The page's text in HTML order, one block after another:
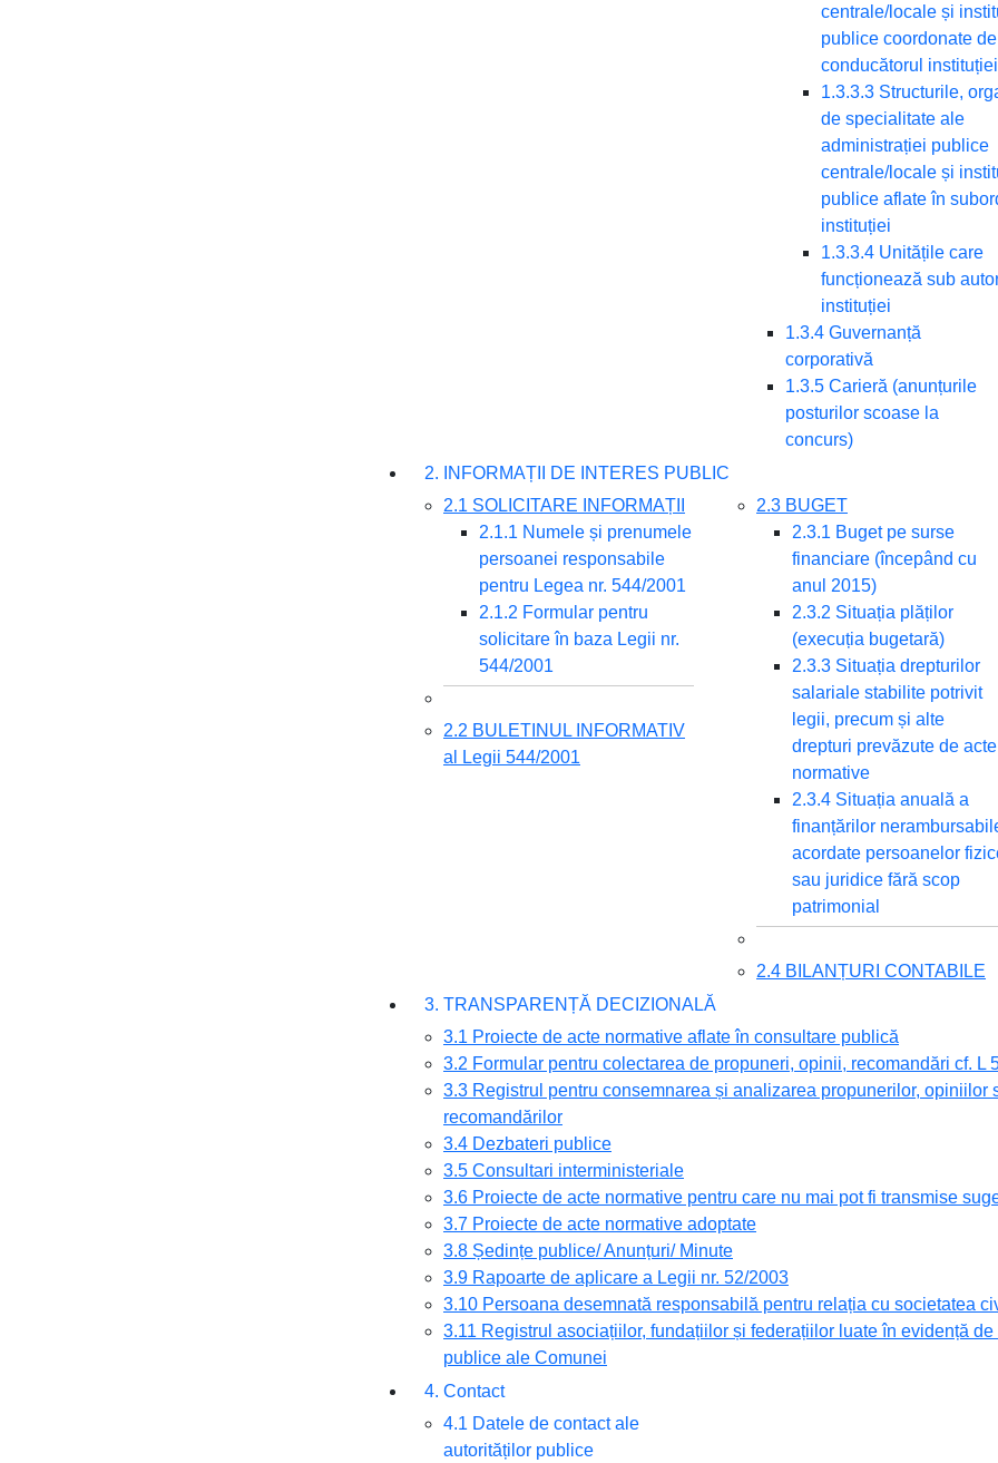
centrale/locale și
publice coordonate de
conducătorul instituției
1.3.3.3 Structurile,
de specialitate ale
administrației publice
centrale/locale și
publice aflate în
instituției
1.3.3.4 Unitățile care
funcționează sub
instituției
1.3.4 Guvernanță
corporativă
1.3.5 Carieră (anunțurile
posturilor scoase la
concurs)
2. INFORMAȚII DE INTERES PUBLIC
2.1 SOLICITARE INFORMAȚII
2.1.1 Numele și prenumele
persoanei responsabile
pentru Legea nr. 544/2001
2.1.2 Formular pentru
solicitare în baza Legii nr.
544/2001
2.2 BULETINUL INFORMATIV
al Legii 544/2001
2.3 BUGET
2.3.1 Buget pe surse
financiare (începând cu
anul 2015)
2.3.2 Situația plăților
(execuția bugetară)
2.3.3 Situația drepturilor
salariale stabilite potrivit
legii, precum și alte
drepturi prevăzute de acte
normative
2.3.4 Situația anuală a
finanțărilor
acordate persoanelor
sau juridice fără scop
patrimonial
2.4 BILANȚURI CONTABILE
3. TRANSPARENȚĂ DECIZIONALĂ
3.1 Proiecte de acte normative aflate în consultare publică
3.2 Formular pentru colectarea de propuneri, opinii, recomandări cf. L
3.3 Registrul pentru consemnarea și analizarea propunerilor, opiniilor
recomandărilor
3.4 Dezbateri publice
3.5 Consultari interministeriale
3.6 Proiecte de acte normative pentru care nu mai pot fi transmise
3.7 Proiecte de acte normative adoptate
3.8 Ședințe publice/ Anunțuri/ Minute
3.9 Rapoarte de aplicare a Legii nr. 52/2003
3.10 Persoana desemnată responsabilă pentru relația cu societatea
3.11 Registrul asociațiilor, fundațiilor și federațiilor luate în evidență
publice ale Comunei
4. Contact
4.1 Datele de contact ale
autorităților publice